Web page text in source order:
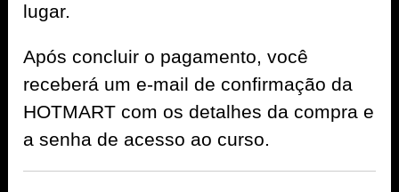
lugar.
Após concluir o pagamento, você
receberá um e-mail de confirmação da
HOTMART com os detalhes da compra e
a senha de acesso ao curso.